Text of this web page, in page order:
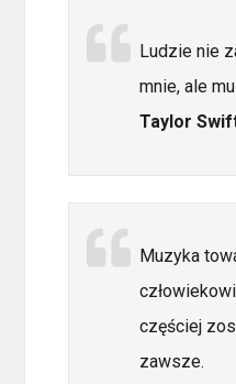
Ludzie nie
mnie, ale
Taylor
Muzyka
częściej
zawsze.